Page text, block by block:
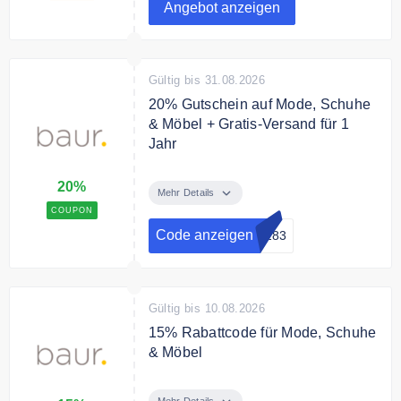
Nur solange der Vorrat reicht.
Angebot anzeigen
20%
COUPON
Gültig bis 31.08.2026
20% Gutschein auf Mode, Schuhe
& Möbel + Gratis-Versand für 1
Jahr
Sortimente inkl. Gratis-Versand für
Mehr Details
Code anzeigen 1283
Gültig bis 10.08.2026
15% Rabattcode für Mode, Schuhe
& Möbel